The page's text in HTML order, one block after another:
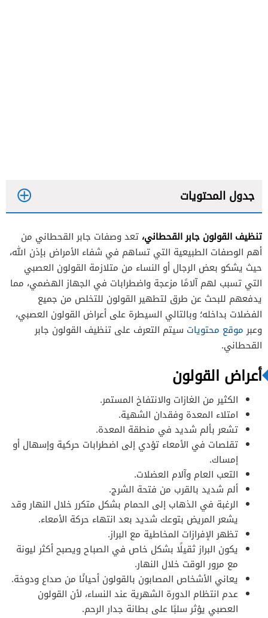
جدول المحتويات
مكونات الوصفة
طريقة الوصفة
طريقة التحضير
تنظيف القولون جابر القحطاني، تعد وصفات جابر القحطاني من
أهم الوصفات الطبيعية التي تساهم في شفاء الأمراض بإذن الله،
حيث يشكو بعض الرجال أو النساء من متلازمة القولون العصبي
التي تسبب لهم آلامًا مزعجة واضطرابات في الجهاز الهضمي، مما
يدفعهم للبحث عن طرق لتطهير القولون للتخلص من جميع
الفضلات بداخله؛ وبالتالي السيطرة على أعراض القولون العصبي،
وعبرموقع محتويات سيتم التعرف على تنظيف القولون جابر
القحطاني.
أعراض القولون
الكثير من الغازات والانتفاخ المستمر.
امتلاء المعدة وفقدان الشهية.
تشعر بألم شديد في منطقة المعدة.
تقلصات في الأمعاء تؤدي إلى اضطرابات حركية وإسهال أو
إمساك.
التعب العام وآلام العضلات.
ألم شديد بالقرب من فتحة الشرج.
الرغبة في الذهاب إلى الحمام بشكل متكرر خلال النهار وقد
يشعر المريض بتوعك شديد بعد انتهاء حركة الأمعاء.
تظهر الإفرازات المخاطية مع البراز.
يكون البراز ثقيلًا بشكل خاص في الصباح ويصبح أكثر ليونة
مع مرور الوقت خلال النهار.
يعاني الأشخاص المصابون بالقولون أحيانًا من صداع ودوخة.
عدم انتظام الدورة الشهرية عند النساء، لأن القولون
العصبي يؤثر سلبًا على بطانة جدار الرحم.